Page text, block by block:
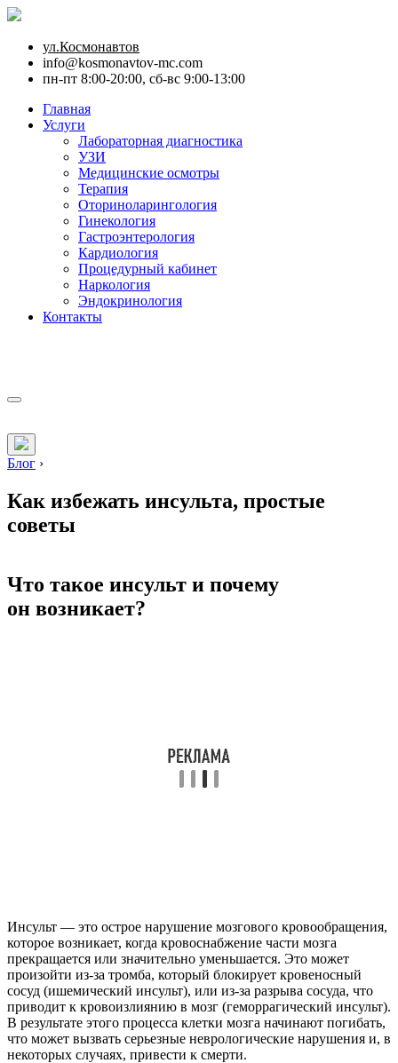
ул.Космонавтов
info@kosmonavtov-mc.com
пн-пт 8:00-20:00, сб-вс 9:00-13:00
Главная
Услуги
Лабораторная диагностика
УЗИ
Медицинские осмотры
Терапия
Оториноларингология
Гинекология
Гастроэнтерология
Кардиология
Процедурный кабинет
Наркология
Эндокринология
Контакты
Блог ›
Как избежать инсульта, простые
советы
Что такое инсульт и почему
он возникает?
Инсульт — это острое нарушение мозгового кровообращения,
которое возникает, когда кровоснабжение части мозга
прекращается или значительно уменьшается. Это может
произойти из-за тромба, который блокирует кровеносный
сосуд (ишемический инсульт), или из-за разрыва сосуда, что
приводит к кровоизлиянию в мозг (геморрагический инсульт).
В результате этого процесса клетки мозга начинают погибать,
что может вызвать серьезные неврологические нарушения и, в
некоторых случаях, привести к смерти.